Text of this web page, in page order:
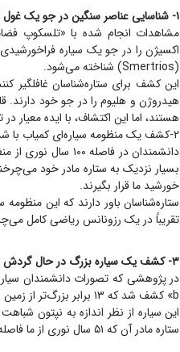
۱- شناسایی عناصر سنگین در جو یک غول گازی دور دست توسط «تلسکوپ فضایی جیمز وب»
(Smertrios) شناخته می‌شود.
این کشف برای ستاره‌شناسان غافلگیر
هیدروژن و هلیوم را در جو خود دارند.
هستند، اما این اکتشاف، با ایده معیار
۲-کشف یک منظومه سیاره‌ای کمیاب با شش زیرنپتون در حال چرخش
دانشمندان در
بسیار نزدیک به ستاره مادر خود
خورشید ما قرار بگیرند.
ستاره‌شناسان باور دارند که این
تقریباً در یک رزونانس ریاضی کامل
۳- کشف یک سیاره بزرگ در حال گردش به دور یک ستاره کوچک
b» کشف شد که ۱۳ برابر بزرگ‌تر از زمین است و به دور یک ستاره کوتوله فوق‌العاده سرد می‌چرخد.
ستاره مادر آن که ۵۱ سال نوری از ما فاصله دارد، ۱۰۰ برابر بیشتر از نسبت جرم بین زمین و خورشید است.